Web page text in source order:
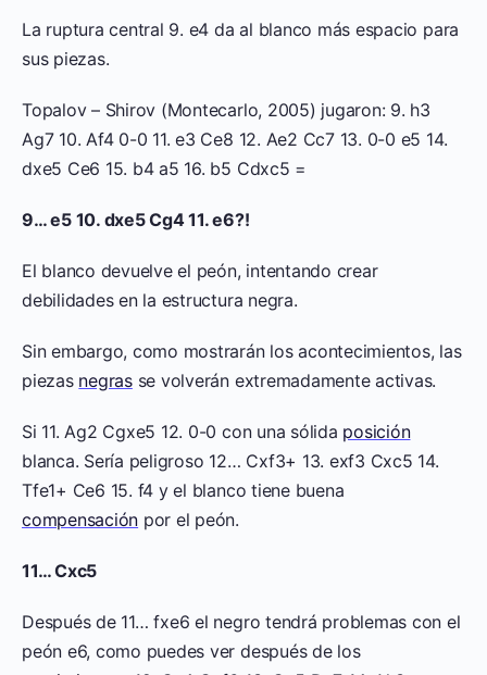
La ruptura central 9. e4 da al blanco más espacio para
sus piezas.
Topalov – Shirov (Montecarlo, 2005) jugaron: 9. h3
Ag7 10. Af4 0-0 11. e3 Ce8 12. Ae2 Cc7 13. 0-0 e5 14.
dxe5 Ce6 15. b4 a5 16. b5 Cdxc5 =
9… e5 10. dxe5 Cg4 11. e6?!
El blanco devuelve el peón, intentando crear
debilidades en la estructura negra.
Sin embargo, como mostrarán los acontecimientos, las
piezas negrasse volverán extremadamente activas.
Si 11. Ag2 Cgxe5 12. 0-0 con una sólida posición
blanca. Sería peligroso 12… Cxf3+ 13. exf3 Cxc5 14.
Tfe1+ Ce6 15. f4 y el blanco tiene buena
compensación por el peón.
11… Cxc5
Después de 11… fxe6 el negro tendrá problemas con el
peón e6, como puedes ver después de los